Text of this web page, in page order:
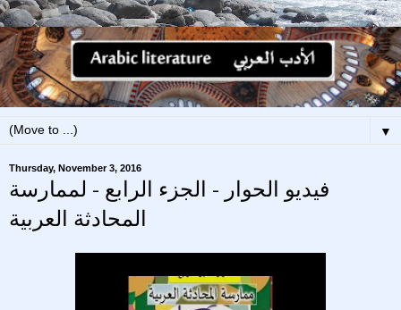
▼
Thursday, November 3, 2016
فيديو الحوار - الجزء الرابع - لممارسة
المحادثة العربية